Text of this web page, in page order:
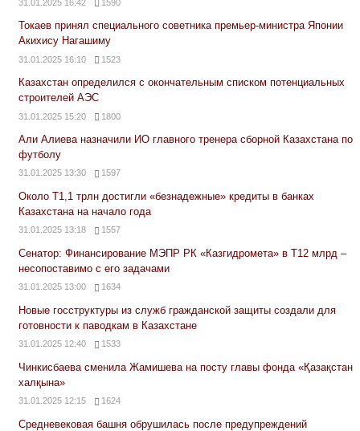
31.01.2025 16:42 1590
Токаев принял специального советника премьер-министра Японии
Акихису Нагашиму
31.01.2025 16:10 1523
Казахстан определился с окончательным списком потенциальных
строителей АЭС
31.01.2025 15:20 1800
Али Алиева назначили ИО главного тренера сборной Казахстана по
футболу
31.01.2025 13:30 1597
Около Т1,1 трлн достигли «безнадежные» кредиты в банках
Казахстана на начало года
31.01.2025 13:18 1557
Сенатор: Финансирование МЭПР РК «Казгидромета» в Т12 млрд –
несопоставимо с его задачами
31.01.2025 13:00 1634
Новые госструктуры из служб гражданской защиты создали для
готовности к паводкам в Казахстане
31.01.2025 12:40 1533
Чинкисбаева сменила Жамишева на посту главы фонда «Қазақстан
халқына»
31.01.2025 12:15 1624
Средневековая башня обрушилась после предупреждений